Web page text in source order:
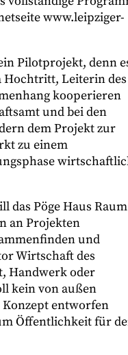
www.leipziger-
Pilotprojekt, denn
Hochtritt, Leiterin des
kooperieren
und bei den
dem Projekt zur
zu einem
das Pöge Haus Raum
an Projekten
und
Wirtschaft des
Handwerk oder
kein von außen
entworfen
Öffentlichkeit für